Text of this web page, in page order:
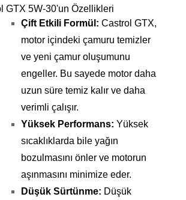
GTX 5W-30'un Özellikleri
Çift Etkili Formül: Castrol GTX,
motor içindeki çamuru temizler
ve yeni çamur oluşumunu
engeller. Bu sayede motor daha
uzun süre temiz kalır ve daha
verimli çalışır.
Yüksek Performans: Yüksek
sıcaklıklarda bile yağın
bozulmasını önler ve motorun
aşınmasını minimize eder.
Düşük Sürtünme: Düşük